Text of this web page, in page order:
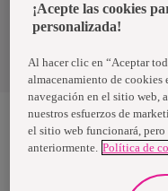
Nosotras, una marca de
mundo, utilizan nuestros
propósito es romper
¡Acepte las cookies
personalizada!
Al hacer clic en “Aceptar
almacenamiento de cookies
navegación en el sitio web,
nuestros esfuerzos de
el sitio web funcionará, pero
anteriormente. Política de